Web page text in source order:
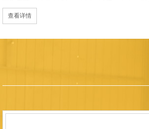
天航空、化工、金属烧结及金属热处理等行业
过理念更新、体制机制优化与科技创新，于
内市场份额稳步提升，并获得质量诚信AAA
研发LYL系列节能精密型智能化电炉、窑炉产
准、智能自动化程度高、运行稳定、保温性能
点；产品安全方面，已通过欧盟CE认证。 公
技型中小企业、洛阳市企业研发中心（证书
以质量创品牌，以品牌创市场的战略发展，
查看详情